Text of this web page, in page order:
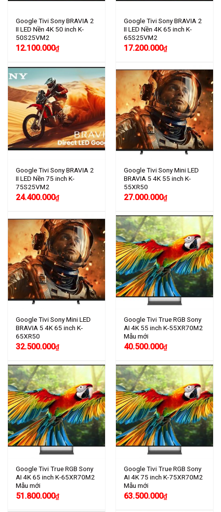
Google Tivi Sony BRAVIA 2
II LED Nền 4K 50 inch K-
50S25VM2
12.100.000₫
Google Tivi Sony BRAVIA 2
II LED Nền 4K 65 inch K-
65S25VM2
17.200.000₫
Google Tivi Sony BRAVIA 2
II LED Nền 75 inch K-
75S25VM2
24.400.000₫
Google Tivi Sony Mini LED
BRAVIA 5 4K 55 inch K-
55XR50
27.000.000₫
Google Tivi Sony Mini LED
BRAVIA 5 4K 65 inch K-
65XR50
32.500.000₫
Google Tivi True RGB Sony
AI 4K 55 inch K-55XR70M2
Mẫu mới
40.500.000₫
Google Tivi True RGB Sony
AI 4K 65 inch K-65XR70M2
Mẫu mới
51.800.000₫
Google Tivi True RGB Sony
AI 4K 75 inch K-75XR70M2
Mẫu mới
63.500.000₫